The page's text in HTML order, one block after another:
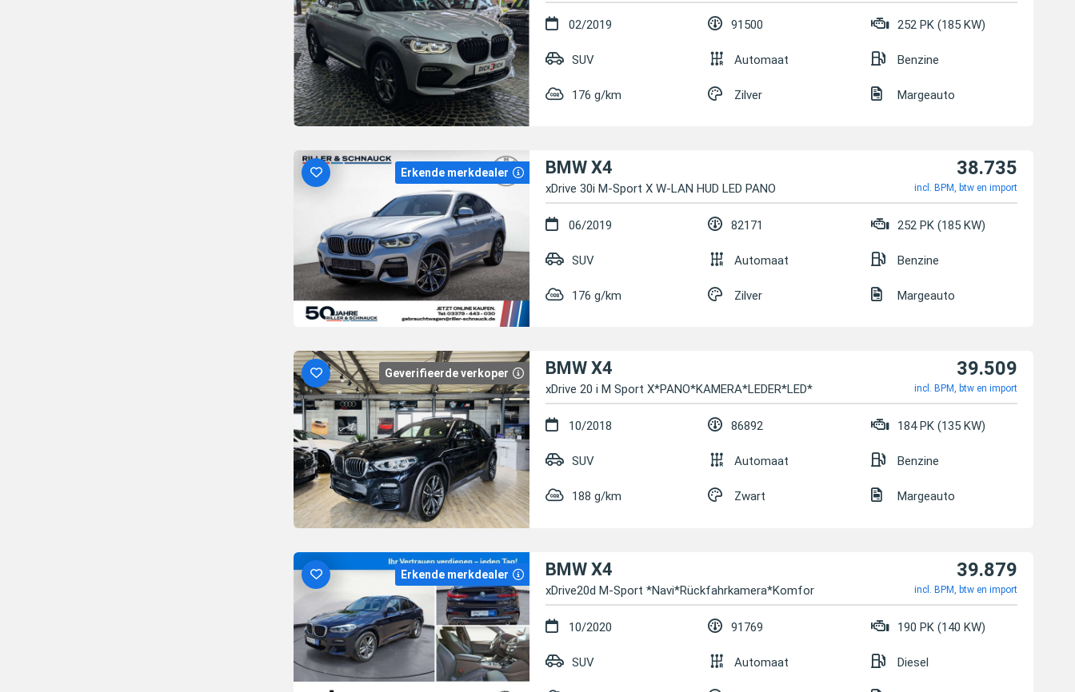
02/2019 91500 252 PK (185 KW)
SUV Automaat Benzine
176 g/km Zilver Margeauto
Erkende merkdealer BMW X4
xDrive 30i M-Sport X W-LAN HUD LED PANO
38.735
incl. BPM, btw en import
06/2019 82171 252 PK (185 KW)
SUV Automaat Benzine
176 g/km Zilver Margeauto
Geverifieerde verkoper BMW X4
xDrive 20 i M Sport X*PANO*KAMERA*LEDER*LED*
39.509
incl. BPM, btw en import
10/2018 86892 184 PK (135 KW)
SUV Automaat Benzine
188 g/km Zwart Margeauto
Erkende merkdealer BMW X4
xDrive20d M-Sport *Navi*Rückfahrkamera*Komfor
39.879
incl. BPM, btw en import
10/2020 91769 190 PK (140 KW)
SUV Automaat Diesel